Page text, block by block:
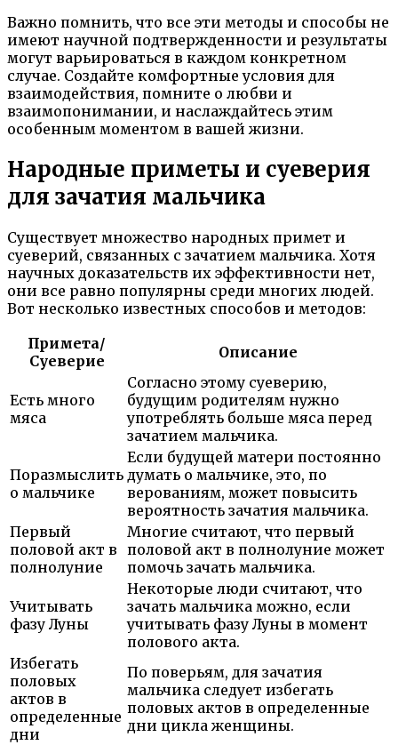
Важно помнить, что все эти методы и способы не
имеют научной подтвержденности и результаты
могут варьироваться в каждом конкретном
случае. Создайте комфортные условия для
взаимодействия, помните о любви и
взаимопонимании, и наслаждайтесь этим
особенным моментом в вашей жизни.
Народные приметы и суеверия
для зачатия мальчика
Существует множество народных примет и
суеверий, связанных с зачатием мальчика. Хотя
научных доказательств их эффективности нет,
они все равно популярны среди многих людей.
Вот несколько известных способов и методов:
Примета/
Суеверие
Описание
Есть много
мяса
Согласно этому суеверию,
будущим родителям нужно
употреблять больше мяса перед
зачатием мальчика.
Поразмыслить
о мальчике
Если будущей матери постоянно
думать о мальчике, это, по
верованиям, может повысить
вероятность зачатия мальчика.
Первый
половой акт в
полнолуние
Многие считают, что первый
половой акт в полнолуние может
помочь зачать мальчика.
Учитывать
фазу Луны
Некоторые люди считают, что
зачать мальчика можно, если
учитывать фазу Луны в момент
полового акта.
Избегать
половых
актов в
определенные
дни
По поверьям, для зачатия
мальчика следует избегать
половых актов в определенные
дни цикла женщины.